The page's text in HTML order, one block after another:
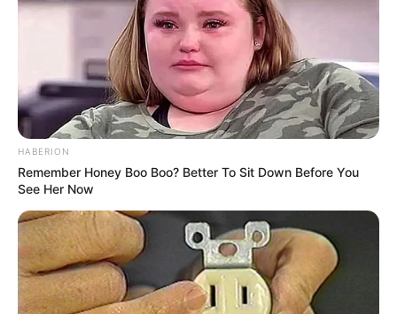
HABERION
Remember Honey Boo Boo? Better To Sit Down Before You
See Her Now